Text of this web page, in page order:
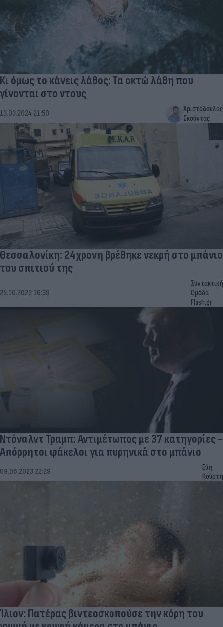
Κι όμως το κάνεις λάθος: Τα οκτώ λάθη που
γίνονται στο ντους
13.03.2024 21:50
Χριστόδουλος
Σκούντας
Θεσσαλονίκη: 24χρονη βρέθηκε νεκρή στο μπάνιο
του σπιτιού της
25.10.2023 16:39
Συντακτική
Ομάδα
Flash.gr
Ντόναλντ Τραμπ: Αντιμέτωπος με 37 κατηγορίες -
Απόρρητοι φάκελοι για πυρηνικά στο μπάνιο
09.06.2023 22:29
Εύη
Κούρτη
Ίλιον: Πατέρας βιντεοσκοπούσε την κόρη του